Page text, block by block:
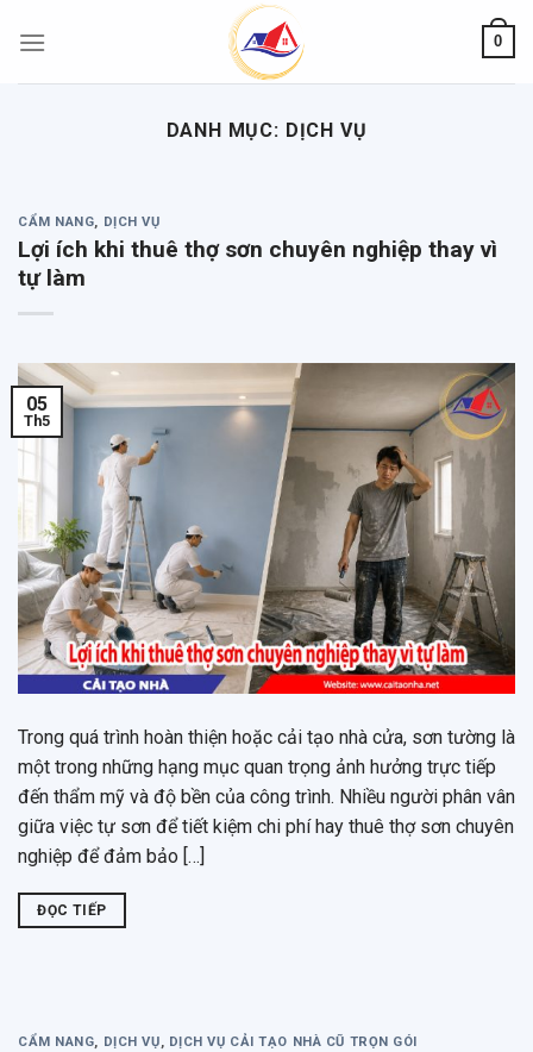
0
DANH MỤC: DỊCH VỤ
CẨM NANG, DỊCH VỤ
Lợi ích khi thuê thợ sơn chuyên nghiệp thay vì
tự làm
05
Th5
Trong quá trình hoàn thiện hoặc cải tạo nhà cửa, sơn tường là
một trong những hạng mục quan trọng ảnh hưởng trực tiếp
đến thẩm mỹ và độ bền của công trình. Nhiều người phân vân
giữa việc tự sơn để tiết kiệm chi phí hay thuê thợ sơn chuyên
nghiệp để đảm bảo […]
ĐỌC TIẾP
CẨM NANG, DỊCH VỤ, DỊCH VỤ CẢI TẠO NHÀ CŨ TRỌN GÓI